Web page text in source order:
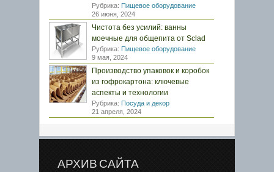
Рубрика: Пищевое оборудование
26 июня, 2024
Чистота без усилий: ванны
моечные для общепита от Sclad
Рубрика: Пищевое оборудование
9 мая, 2024
Производство упаковок и коробок
из гофрокартона: ключевые
аспекты и технологии
Рубрика: Посуда и декор
21 апреля, 2024
АРХИВ САЙТА